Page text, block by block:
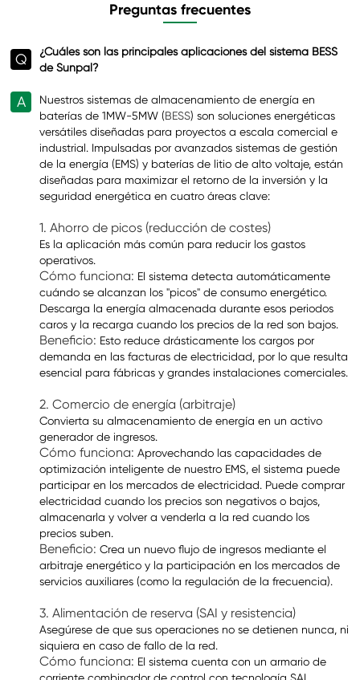
Preguntas frecuentes
Q
¿Cuáles son las principales aplicaciones del sistema BESS
de Sunpal?
A
Nuestros sistemas de almacenamiento de energía en
baterías de 1MW-5MW (BESS) son soluciones energéticas
versátiles diseñadas para proyectos a escala comercial e
industrial. Impulsadas por avanzados sistemas de gestión
de la energía (EMS) y baterías de litio de alto voltaje, están
diseñadas para maximizar el retorno de la inversión y la
seguridad energética en cuatro áreas clave:
1. Ahorro de picos (reducción de costes)
Es la aplicación más común para reducir los gastos
operativos.
Cómo funciona: El sistema detecta automáticamente
cuándo se alcanzan los "picos" de consumo energético.
Descarga la energía almacenada durante esos periodos
caros y la recarga cuando los precios de la red son bajos.
Beneficio: Esto reduce drásticamente los cargos por
demanda en las facturas de electricidad, por lo que resulta
esencial para fábricas y grandes instalaciones comerciales.
2. Comercio de energía (arbitraje)
Convierta su almacenamiento de energía en un activo
generador de ingresos.
Cómo funciona: Aprovechando las capacidades de
optimización inteligente de nuestro EMS, el sistema puede
participar en los mercados de electricidad. Puede comprar
electricidad cuando los precios son negativos o bajos,
almacenarla y volver a venderla a la red cuando los
precios suben.
Beneficio: Crea un nuevo flujo de ingresos mediante el
arbitraje energético y la participación en los mercados de
servicios auxiliares (como la regulación de la frecuencia).
3. Alimentación de reserva (SAI y resistencia)
Asegúrese de que sus operaciones no se detienen nunca, ni
siquiera en caso de fallo de la red.
Cómo funciona: El sistema cuenta con un armario de
corriente combinador de control con tecnología SAI